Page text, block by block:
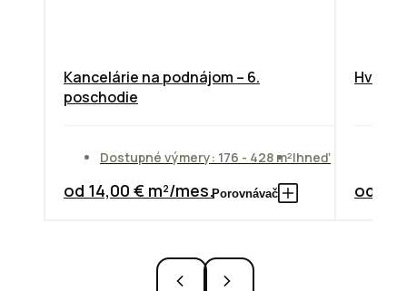
Kancelárie na podnájom – 6.
poschodie
Dostupné výmery: 176 - 428 m²Ihneď
od 14,00 € m²/mes.Porovnávač od